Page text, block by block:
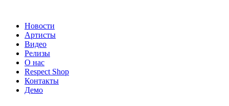
Новости
Артисты
Видео
Релизы
О нас
Respect Shop
Контакты
Демо